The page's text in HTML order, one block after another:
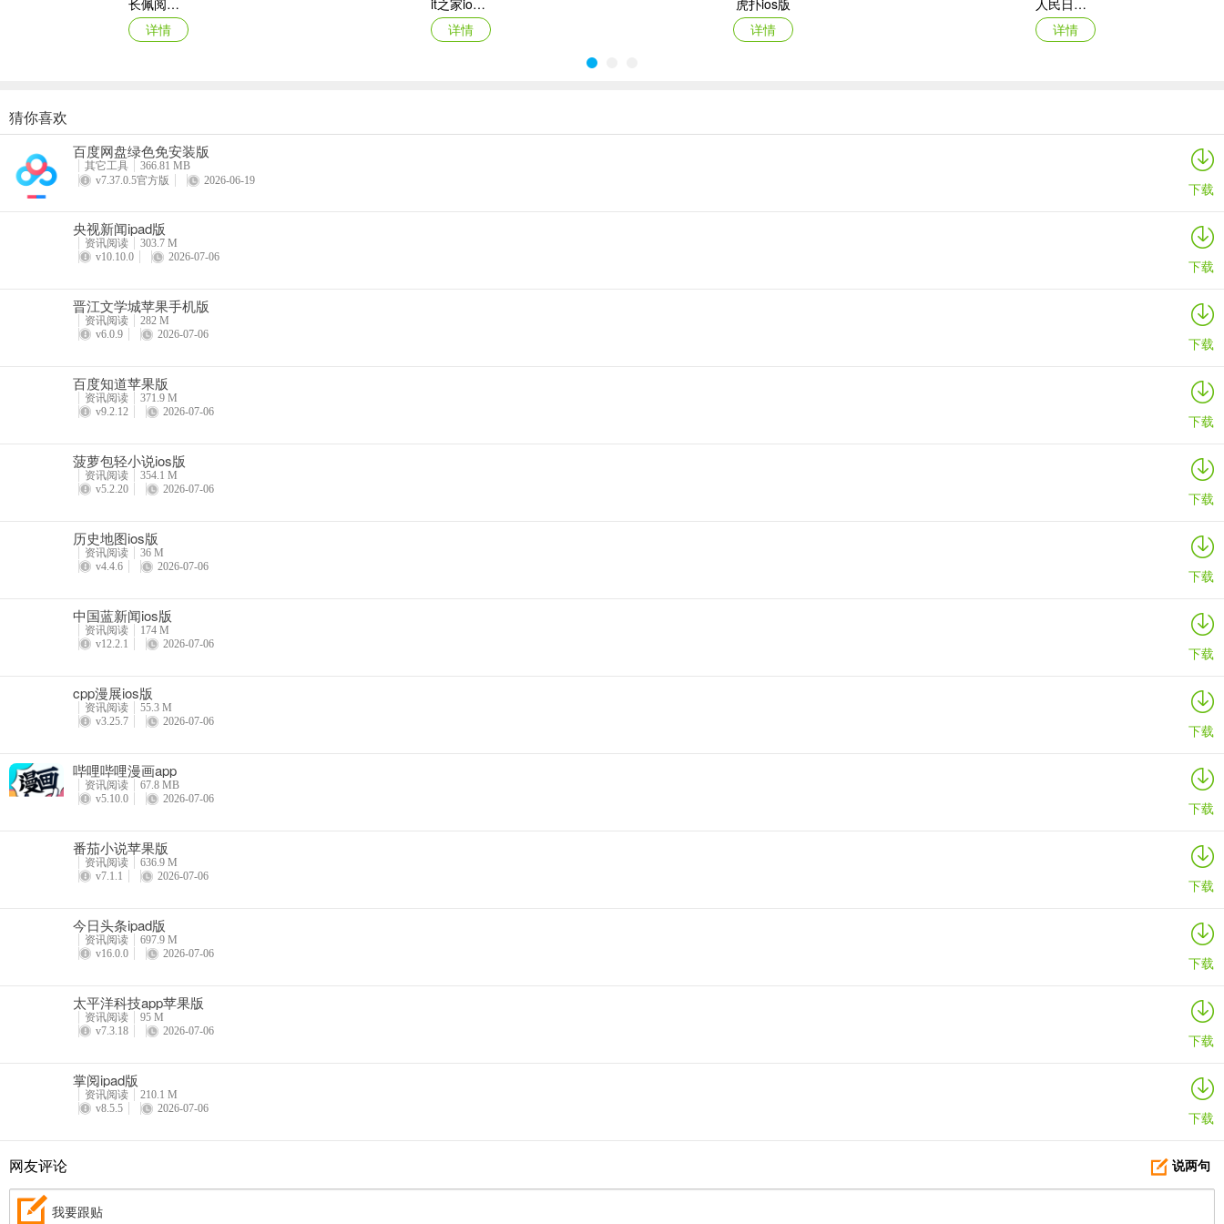
长佩阅读苹果版
详情
it之家ios版
详情
虎扑ios版
详情
人民日报ios版
详情
七猫小说苹果手机版
详情
无讼苹果版
咪咕阅读苹果手机版
深圳书城app
猜你喜欢
百度网盘绿色免安装版
其它工具
366.81 MB
v7.37.0.5官方版
2026-06-19 下载
央视新闻ipad版
资讯阅读
303.7 M
v10.10.0
2026-07-06 下载
晋江文学城苹果手机版
资讯阅读
282 M
v6.0.9
2026-07-06 下载
百度知道苹果版
资讯阅读
371.9 M
v9.2.12
2026-07-06 下载
菠萝包轻小说ios版
资讯阅读
354.1 M
v5.2.20
2026-07-06 下载
历史地图ios版
资讯阅读
36 M
v4.4.6
2026-07-06 下载
中国蓝新闻ios版
资讯阅读
174 M
v12.2.1
2026-07-06 下载
cpp漫展ios版
资讯阅读
55.3 M
v3.25.7
2026-07-06 下载
哔哩哔哩漫画app
资讯阅读
67.8 MB
v5.10.0
2026-07-06 下载
番茄小说苹果版
资讯阅读
636.9 M
v7.1.1
2026-07-06 下载
今日头条ipad版
资讯阅读
697.9 M
v16.0.0
2026-07-06 下载
太平洋科技app苹果版
资讯阅读
95 M
v7.3.18
2026-07-06 下载
掌阅ipad版
资讯阅读
210.1 M
v8.5.5
2026-07-06 下载
说两句
网友评论
我要跟贴